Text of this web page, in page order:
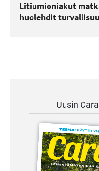
Litiumioniakut
huolehdit
Uusin